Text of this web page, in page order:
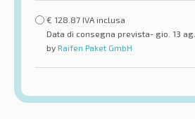
€ 128.87 IVA inclusa
Data di consegna prevista- gio. 13
by Raifen Paket GmbH